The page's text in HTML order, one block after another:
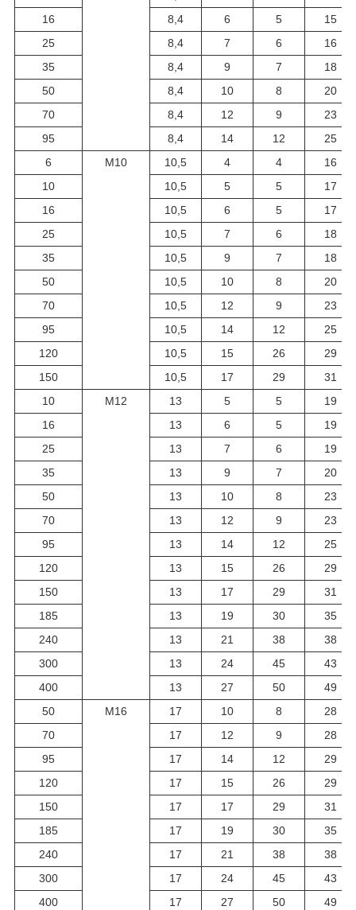
16
8,4 6 5
15
25
8,4 7 6
16
35
8,4 9 7
18
50
8,4 10 8
20
70
8,4 12 9
23
95
8,4 14 12
25
6
М10 10,5 4 4
16
10
10,5 5 5
17
16
10,5 6 5
17
25
10,5 7 6
18
35
10,5 9 7
18
50
10,5 10 8
20
70
10,5 12 9
23
95
10,5 14 12
25
120
10,5 15 26
29
150
10,5 17 29
31
10
М12 13 5 5
19
16
13 6 5
19
25
13 7 6
19
35
13 9 7
20
50
13 10 8
23
70
13 12 9
23
95
13 14 12
25
120
13 15 26
29
150
13 17 29
31
185
13 19 30
35
240
13 21 38
38
300
13 24 45
43
400
13 27 50
49
50
М16 17 10 8
28
70
17 12 9
28
95
17 14 12
29
120
17 15 26
29
150
17 17 29
31
185
17 19 30
35
240
17 21 38
38
300
17 24 45
43
400
17 27 50 49